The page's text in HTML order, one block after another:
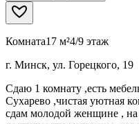
Комната17 м²4/9 этаж
г. Минск, ул. Горецкого, 19
Сдаю 1 комнату ,есть
Сухарево ,чистая уютная
сдам молодой женщине , на